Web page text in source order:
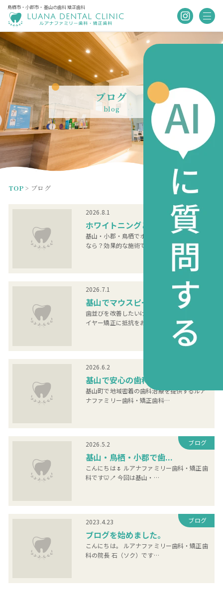
鳥栖市・小郡市・基山の歯科 矯正歯科
ブログ
blog
TOP > ブログ
2026.8.1
ホワイトニングとは？...
基山・小郡・鳥栖でホワイトニングを受ける
なら？効果的な施術で理想の…
ブログ
2026.7.1
基山でマウスピース矯...
歯並びを改善したいけれど、従来の金属製ワ
イヤー矯正に抵抗をお持ちの…
ブログ
2026.6.2
基山で安心の歯科治療...
基山町で地域密着の歯科治療を提供するルア
ナファミリー歯科・矯正歯科…
2026.5.2
基山・鳥栖・小郡で歯...
こんにちは🌷 ルアナファミリー歯科・矯正歯
科です🦷🪥 今回は基山・…
ブログ
2023.4.23
ブログを始めました。
こんにちは。 ルアナファミリー歯科・矯正歯
科の院長 石（ソク）です…
ブログ